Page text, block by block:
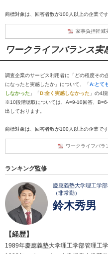
商標対象は、回答者数が100人以上の企業です
家事負担軽減
ワークライフバランス実
調査企業のサービス利用者に「どの程度その
になったと実感したか」について、「A:とて
しなかった 」「D:全く実感しなかった 」の4
※10段階聴取については、A=9-10回答、
出しております。
商標対象は、回答者数が100人以上の企業です
ワークライフバラ
ランキング監修
慶應義塾大学理工学
（非常勤）
鈴木秀男
【経歴】
1989年慶應義塾大学理工学部管理工学